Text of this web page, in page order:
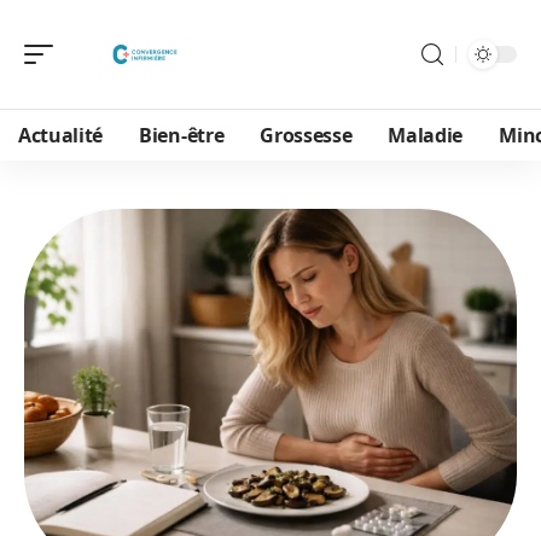
Actualité Bien-être Grossesse Maladie